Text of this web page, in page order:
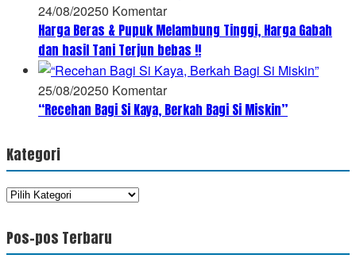
24/08/20250 Komentar
Harga Beras & Pupuk Melambung Tinggi, Harga Gabah
dan hasil Tani Terjun bebas !!
25/08/20250 Komentar
“Recehan Bagi Si Kaya, Berkah Bagi Si Miskin”
Kategori
Kategori
Pos-pos Terbaru